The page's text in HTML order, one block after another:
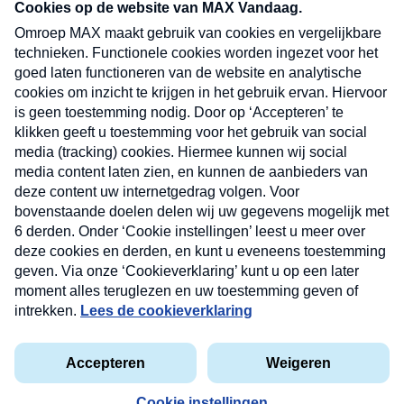
nieuwsbrief. Elke vrijdag- en dinsdagochtend in
uw mailbox.
Verzend
Privacyverklaring
Cookieverklaring
Kwetsbaarheid melden
Copyright © 2026 MAX Vandaag - Omroep MAX
Nieuwsbrief
Neem hier een gratis abonnement op onze
nieuwsbrief. Elke vrijdag- en dinsdagochtend in uw